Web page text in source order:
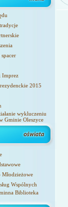
Imprez
2015
wykluczeniu
Gminie Oleszyce
Młodzieżowe
Wspólnych
Biblioteka